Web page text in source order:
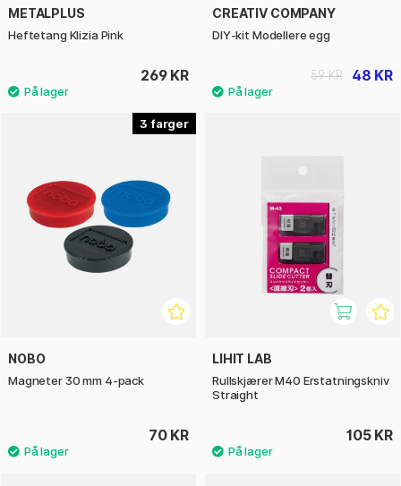
METALPLUS
Heftetang Klizia Pink
269 KR
CREATIV COMPANY
DIY‑kit Modellere egg
48 KR
59 KR
3
NOBO
Magneter 30 mm 4-pack
70 KR
LIHIT LAB
Rullskjærer M40 Erstatningskniv
Straight
105 KR